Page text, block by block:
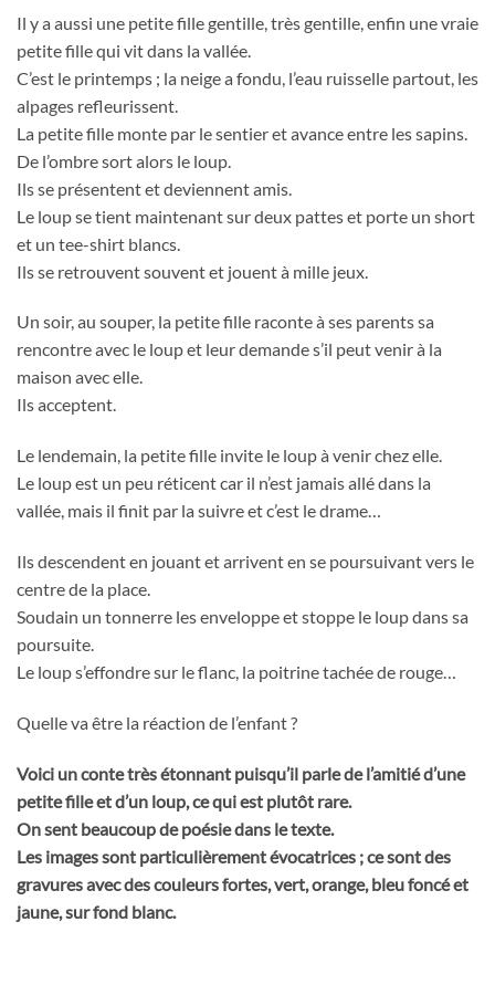
Il y a aussi une petite fille gentille, très gentille, enfin une vraie
petite fille qui vit dans la vallée.
C’est le printemps ; la neige a fondu, l’eau ruisselle partout, les
alpages refleurissent.
La petite fille monte par le sentier et avance entre les sapins.
De l’ombre sort alors le loup.
Ils se présentent et deviennent amis.
Le loup se tient maintenant sur deux pattes et porte un short
et un tee-shirt blancs.
Ils se retrouvent souvent et jouent à mille jeux.
Un soir, au souper, la petite fille raconte à ses parents sa
rencontre avec le loup et leur demande s’il peut venir à la
maison avec elle.
Ils acceptent.
Le lendemain, la petite fille invite le loup à venir chez elle.
Le loup est un peu réticent car il n’est jamais allé dans la
vallée, mais il finit par la suivre et c’est le drame…
Ils descendent en jouant et arrivent en se poursuivant vers le
centre de la place.
Soudain un tonnerre les enveloppe et stoppe le loup dans sa
poursuite.
Le loup s’effondre sur le flanc, la poitrine tachée de rouge…
Quelle va être la réaction de l’enfant ?
Voici un conte très étonnant puisqu’il parle de l’amitié d’une
petite fille et d’un loup, ce qui est plutôt rare.
On sent beaucoup de poésie dans le texte.
Les images sont particulièrement évocatrices ; ce sont des
gravures avec des couleurs fortes, vert, orange, bleu foncé et
jaune, sur fond blanc.